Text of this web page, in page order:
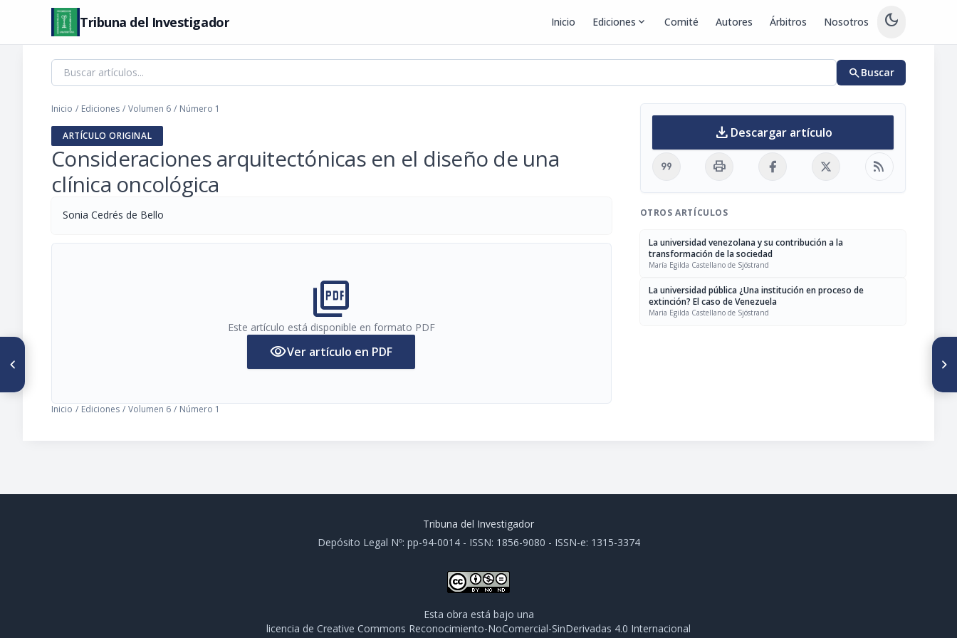
Tribuna del Investigador Inicio Ediciones expand_more Comité Autores Árbitros Nosotros dark_mode
searchBuscar
Inicio / Ediciones / Volumen 6 / Número 1
ARTÍCULO ORIGINAL
Consideraciones arquitectónicas en el diseño de una
clínica oncológica
Sonia Cedrés de Bello
picture_as_pdf
Este artículo está disponible en formato PDF
visibilityVer artículo en PDF
Inicio / Ediciones / Volumen 6 / Número 1
download Descargar artículo
format_quote print rss_feed
OTROS ARTÍCULOS
La universidad venezolana y su contribución a la
transformación de la sociedad
María Egilda Castellano de Sjöstrand
La universidad pública ¿Una institución en proceso de
extinción? El caso de Venezuela
Maria Egilda Castellano de Sjöstrand
Tribuna del Investigador
Depósito Legal Nº: pp-94-0014 - ISSN: 1856-9080 - ISSN-e: 1315-3374
Esta obra está bajo una
licencia de Creative Commons Reconocimiento-NoComercial-SinDerivadas 4.0 Internacional